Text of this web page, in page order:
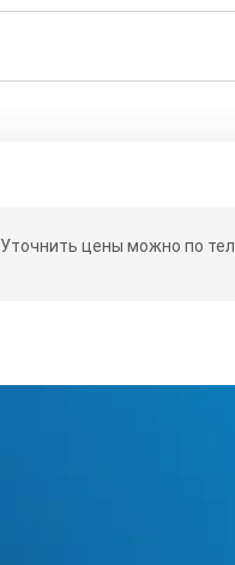
Уточнить цены можно по